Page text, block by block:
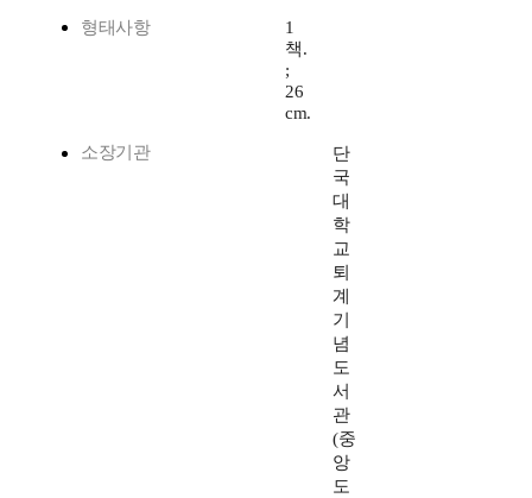
형태사항
1
책.
;
26
cm.
소장기관
단
국
대
학
교
퇴
계
기
념
도
서
관
(중
앙
도